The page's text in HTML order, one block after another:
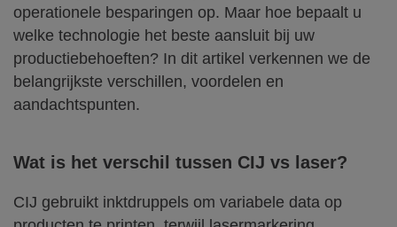
operationele besparingen op. Maar hoe bepaalt u
welke technologie het beste aansluit bij uw
productiebehoeften? In dit artikel verkennen we de
belangrijkste verschillen, voordelen en
aandachtspunten.
Wat is het verschil tussen CIJ vs laser?
CIJ gebruikt inktdruppels om variabele data op